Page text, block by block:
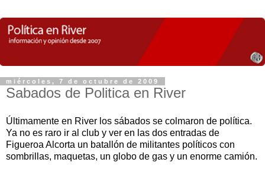
miércoles, 7 de octubre de 2009
Sabados de Politica en River
Últimamente en River los sábados se colmaron de política.
Ya no es raro ir al club y ver en las dos entradas de
Figueroa Alcorta un batallón de militantes políticos con
sombrillas, maquetas, un globo de gas y un enorme camión.